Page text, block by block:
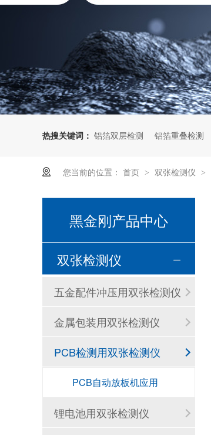
热搜关键词： 铝箔双层检测 铝箔重叠检测
您当前的位置： 首页 > 双张检测仪 >
黑金刚产品中心
双张检测仪
五金配件冲压用双张检测仪
金属包装用双张检测仪
PCB检测用双张检测仪
PCB自动放板机应用
锂电池用双张检测仪
双张检测器有哪些用途？
黑金刚2026年端午节放假通知